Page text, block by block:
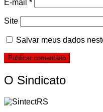
E-mail *
Site
Salvar meus dados
O Sindicato